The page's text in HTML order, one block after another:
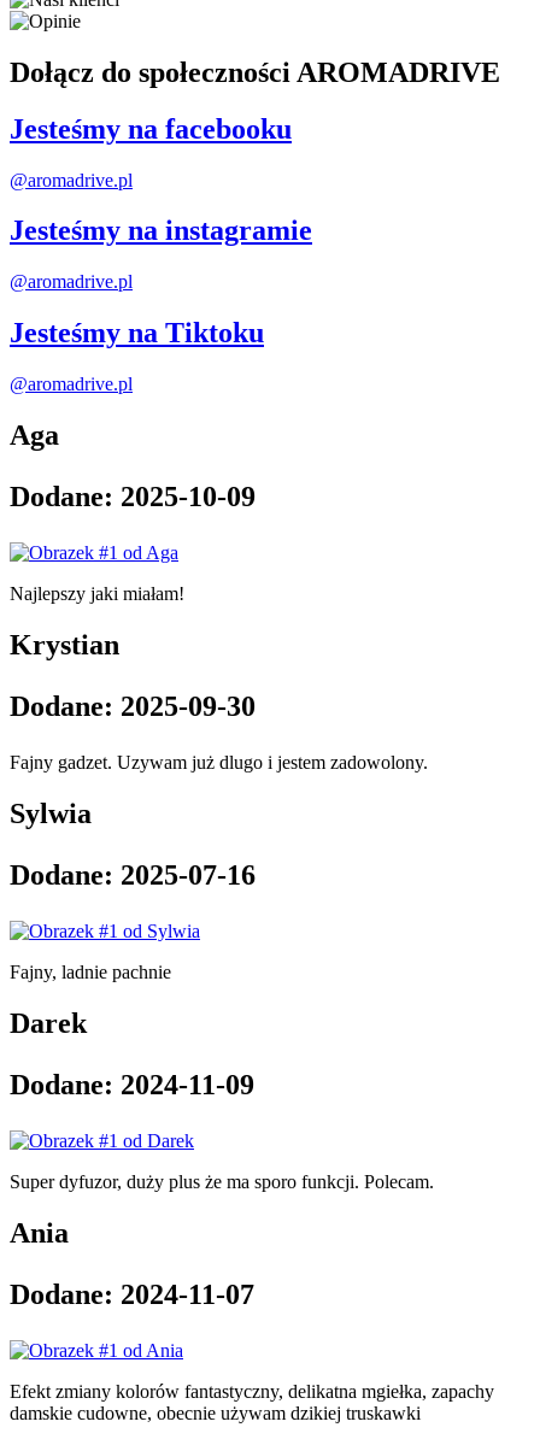
Dołącz do społeczności AROMADRIVE
Jesteśmy na facebooku
@aromadrive.pl
Jesteśmy na instagramie
@aromadrive.pl
Jesteśmy na Tiktoku
@aromadrive.pl
Aga
Dodane: 2025-10-09
Najlepszy jaki miałam!
Krystian
Dodane: 2025-09-30
Fajny gadzet. Uzywam już dlugo i jestem zadowolony.
Sylwia
Dodane: 2025-07-16
Fajny, ladnie pachnie
Darek
Dodane: 2024-11-09
Super dyfuzor, duży plus że ma sporo funkcji. Polecam.
Ania
Dodane: 2024-11-07
Efekt zmiany kolorów fantastyczny, delikatna mgiełka, zapachy
damskie cudowne, obecnie używam dzikiej truskawki